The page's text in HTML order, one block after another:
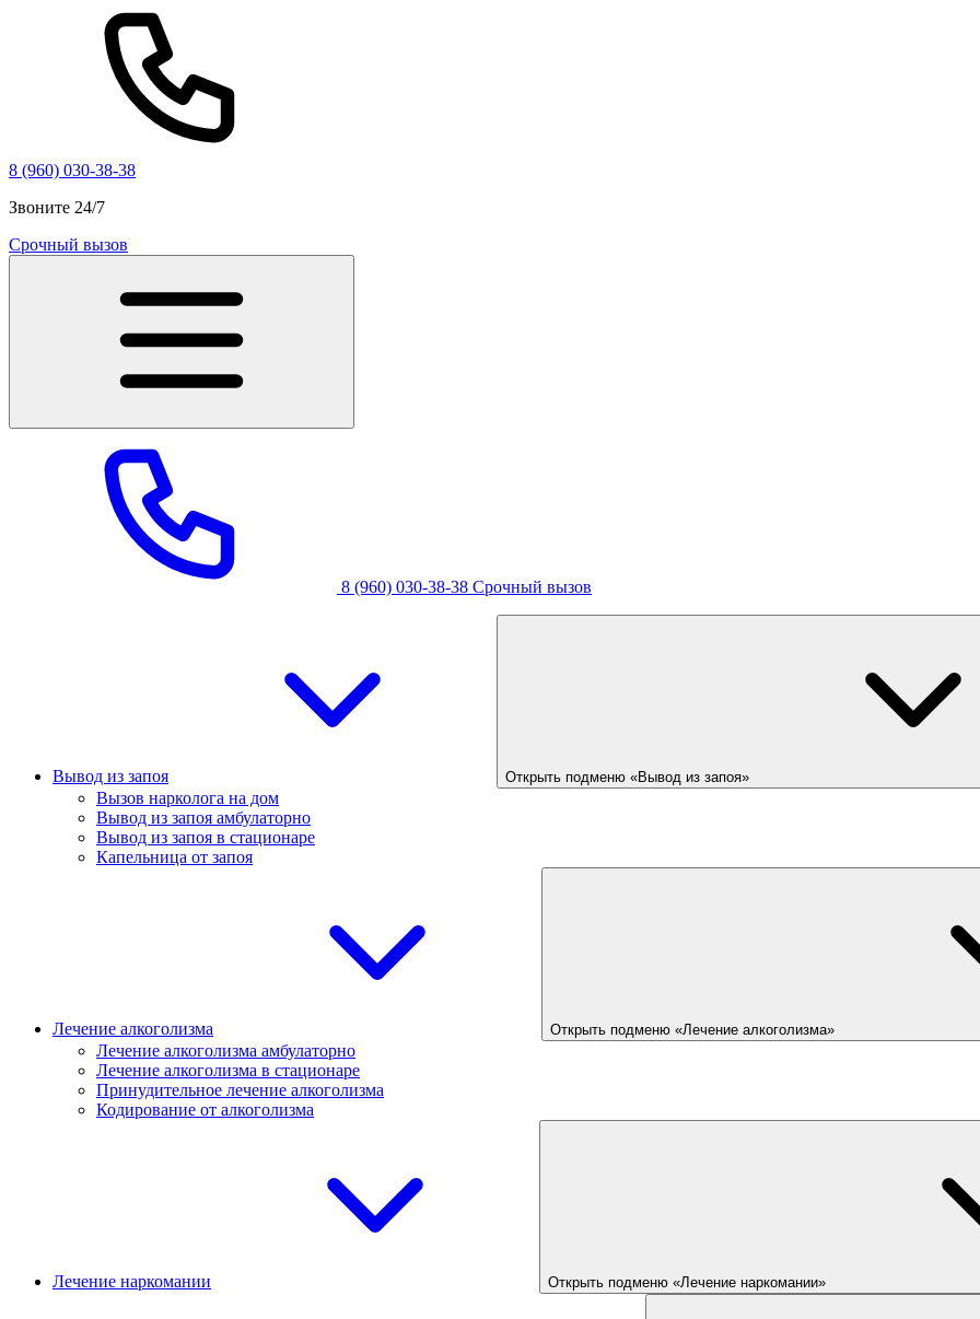
8 (960) 030-38-38
Звоните 24/7
Срочный вызов
8 (960) 030-38-38 Срочный вызов
Вывод из запоя Открыть подменю «Вывод из запоя»
Вызов нарколога на дом
Вывод из запоя амбулаторно
Вывод из запоя в стационаре
Капельница от запоя
Лечение алкоголизма Открыть подменю «Лечение алкоголизма»
Лечение алкоголизма амбулаторно
Лечение алкоголизма в стационаре
Принудительное лечение алкоголизма
Кодирование от алкоголизма
Лечение наркомании Открыть подменю «Лечение наркомании»